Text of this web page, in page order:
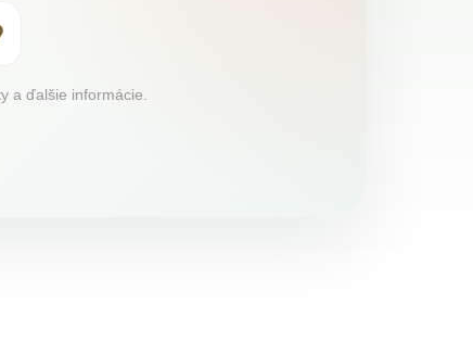
a ďalšie informácie.